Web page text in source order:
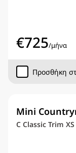
€725/μήνα
Προσθήκη
Mini
C Classic Trim